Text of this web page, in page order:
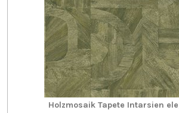
Holzmosaik Tapete Intarsien